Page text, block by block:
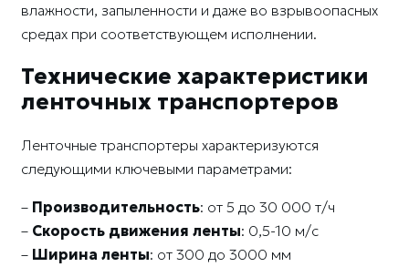
влажности, запыленности и даже во взрывоопасных
средах при соответствующем исполнении.
Технические характеристики
ленточных транспортеров
Ленточные транспортеры характеризуются
следующими ключевыми параметрами:
– Производительность: от 5 до 30 000 т/ч
– Скорость движения ленты: 0,5-10 м/с
– Ширина ленты: от 300 до 3000 мм